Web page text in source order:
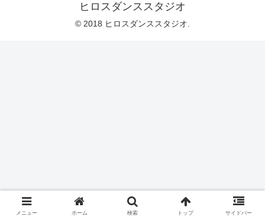
ヒロスダンススタジオ
© 2018 ヒロスダンススタジオ.
メニュー ホーム 検索 トップ サイドバー